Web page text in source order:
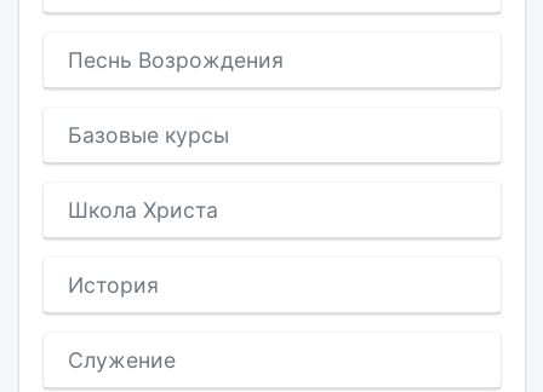
Песнь Возрождения
Базовые курсы
Школа Христа
История
Служение